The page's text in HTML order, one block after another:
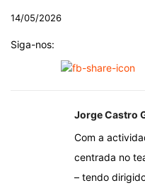
14/05/2026
Siga-nos:
Jorge Castro
Com a
centrada no
– tendo